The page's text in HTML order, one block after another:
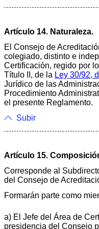
Artículo 14. Naturaleza.
El Consejo de
colegiado, distinto e
Certificación, regido por
Título II, de la Ley 30/92,
Jurídico de las
Procedimiento
el presente Reglamento.
Subir
Artículo 15.
Corresponde al
del Consejo de
Formarán parte como
a) El Jefe del Área de
presidencia del Consejo